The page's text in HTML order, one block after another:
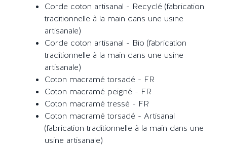
Corde coton artisanal - Recyclé (fabrication
traditionnelle à la main dans une usine
artisanale)
Corde coton artisanal - Bio (fabrication
traditionnelle à la main dans une usine
artisanale)
Coton macramé torsadé - FR
Coton macramé peigné - FR
Coton macramé tressé - FR
Coton macramé torsadé - Artisanal
(fabrication traditionnelle à la main dans une
usine artisanale)